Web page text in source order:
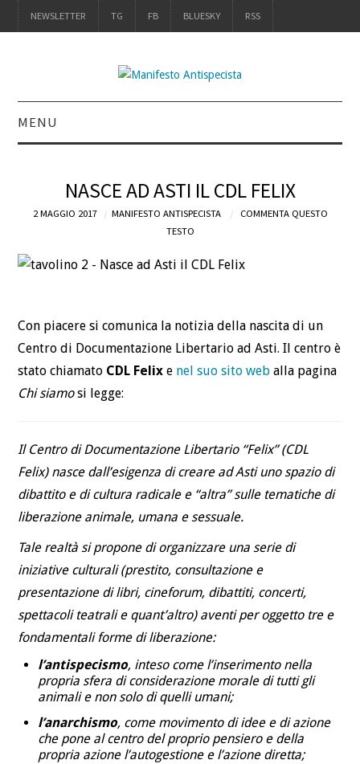
NEWSLETTER TG FB BLUESKY RSS
MENU
IL LIBRO
CHI
BLOG
NASCE AD ASTI IL CDL FELIX
2 MAGGIO 2017 MANIFESTO ANTISPECISTA
COMMENTA QUESTO
TESTO
Con piacere si comunica la notizia della nascita di un
Centro di Documentazione Libertario ad Asti. Il centro è
stato chiamato CDL Felix e nel suo sito web alla pagina
Chi siamosi legge:
Il Centro di Documentazione Libertario “Felix” (CDL
Felix) nasce dall’esigenza di creare ad Asti uno spazio di
dibattito e di cultura radicale e “altra” sulle tematiche di
liberazione animale, umana e sessuale.
Tale realtà si propone di organizzare una serie di
iniziative culturali (prestito, consultazione e
presentazione di libri, cineforum, dibattiti, concerti,
spettacoli teatrali e quant’altro) aventi per oggetto tre e
fondamentali forme di liberazione:
l’antispecismo, inteso come l’inserimento nella
propria sfera di considerazione morale di tutti gli
animali e non solo di quelli umani;
l’anarchismo, come movimento di idee e di azione
che pone al centro del proprio pensiero e della
propria azione l’autogestione e l’azione diretta;